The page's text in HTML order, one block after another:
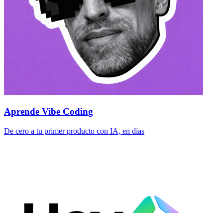
Aprende Vibe Coding
De cero a tu primer producto con IA, en días